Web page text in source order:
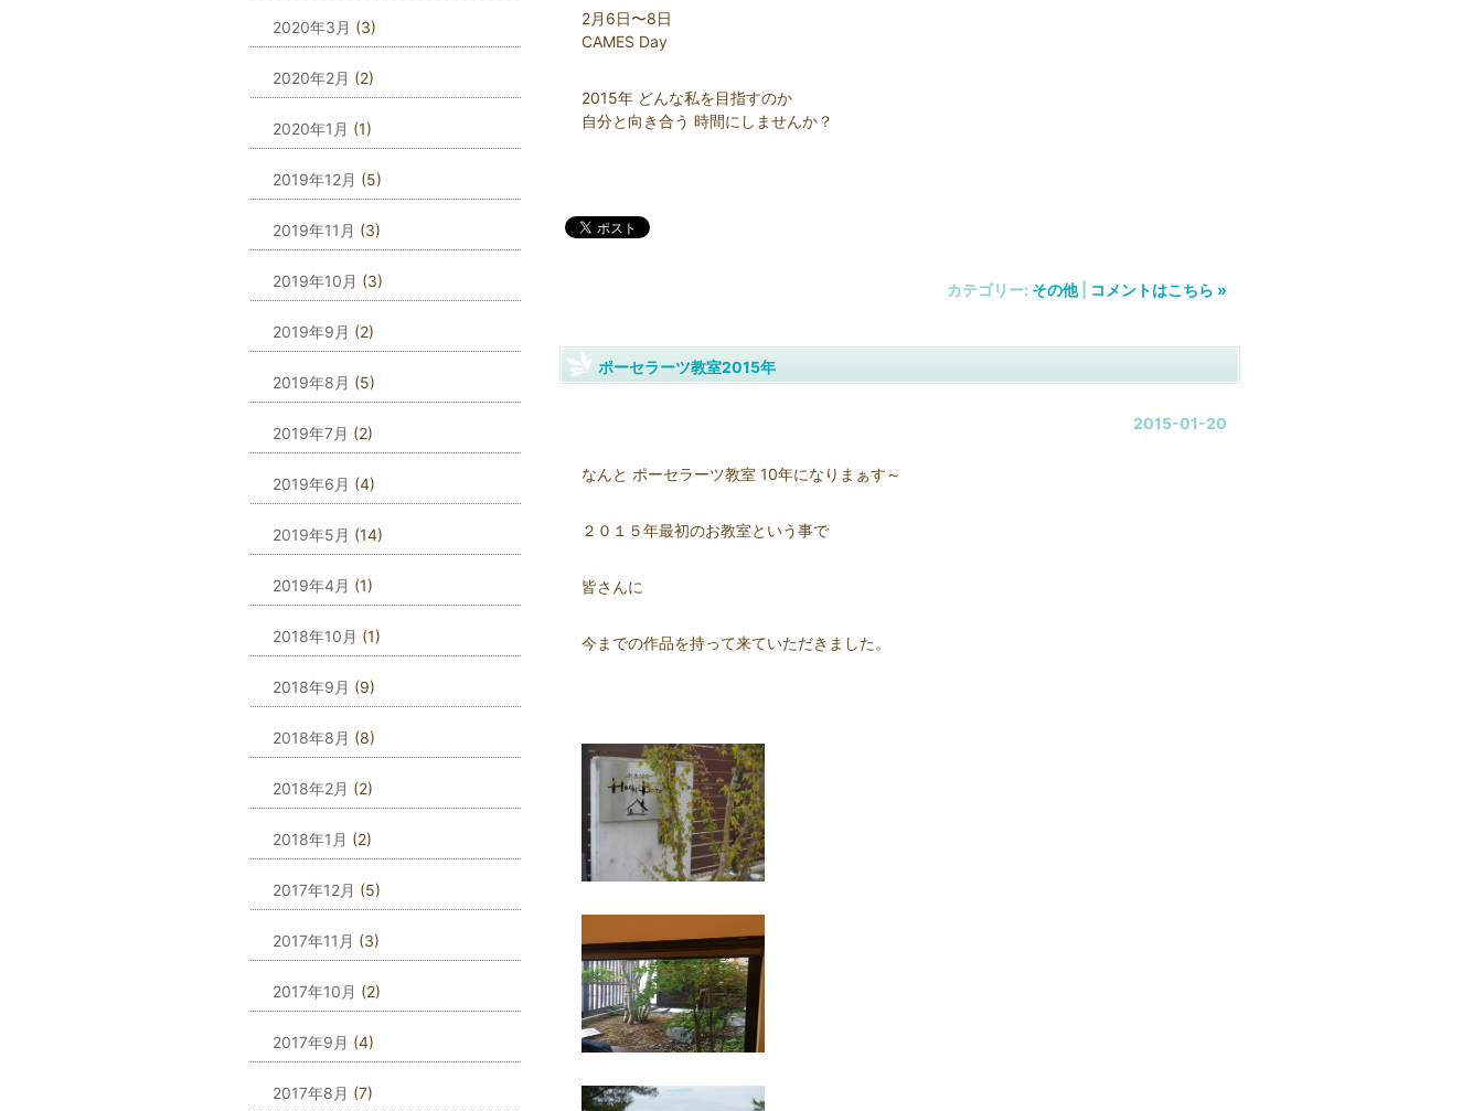
2020年3月 (3)
2020年2月 (2)
2020年1月 (1)
2019年12月 (5)
2019年11月 (3)
2019年10月 (3)
2019年9月 (2)
2019年8月 (5)
2019年7月 (2)
2019年6月 (4)
2019年5月 (14)
2019年4月 (1)
2018年10月 (1)
2018年9月 (9)
2018年8月 (8)
2018年2月 (2)
2018年1月 (2)
2017年12月 (5)
2017年11月 (3)
2017年10月 (2)
2017年9月 (4)
2017年8月 (7)
2月6日〜8日
CAMES Day
2015年 どんな私を目指すのか
自分と向き合う 時間にしませんか？
カテゴリー: その他| コメントはこちら »
ポーセラーツ教室2015年
2015-01-20
なんと ポーセラーツ教室 10年になりまぁす～
２０１５年最初のお教室という事で
皆さんに
今までの作品を持って来ていただきました。